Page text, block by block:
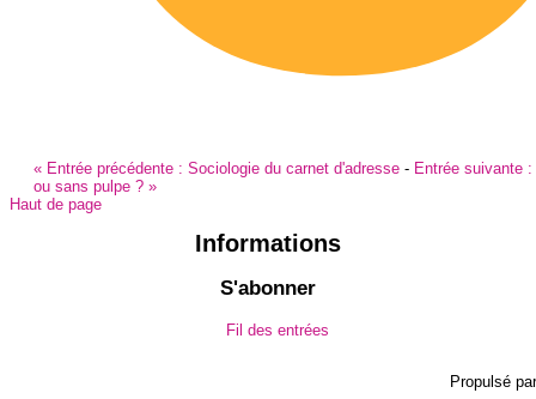
« Entrée précédente : Sociologie du carnet d'adresse - Entrée suivante :
ou sans pulpe ? »
Haut de page
Informations
S'abonner
Fil des entrées
Propulsé